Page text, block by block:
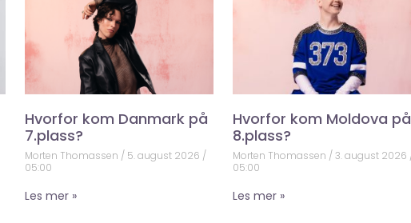
Hvorfor kom Danmark på
7.plass?
Morten Thomassen
5. august 2026
05:00
Les mer »
Hvorfor kom Moldova på
8.plass?
Morten Thomassen
3. august 2026
05:00
Les mer »